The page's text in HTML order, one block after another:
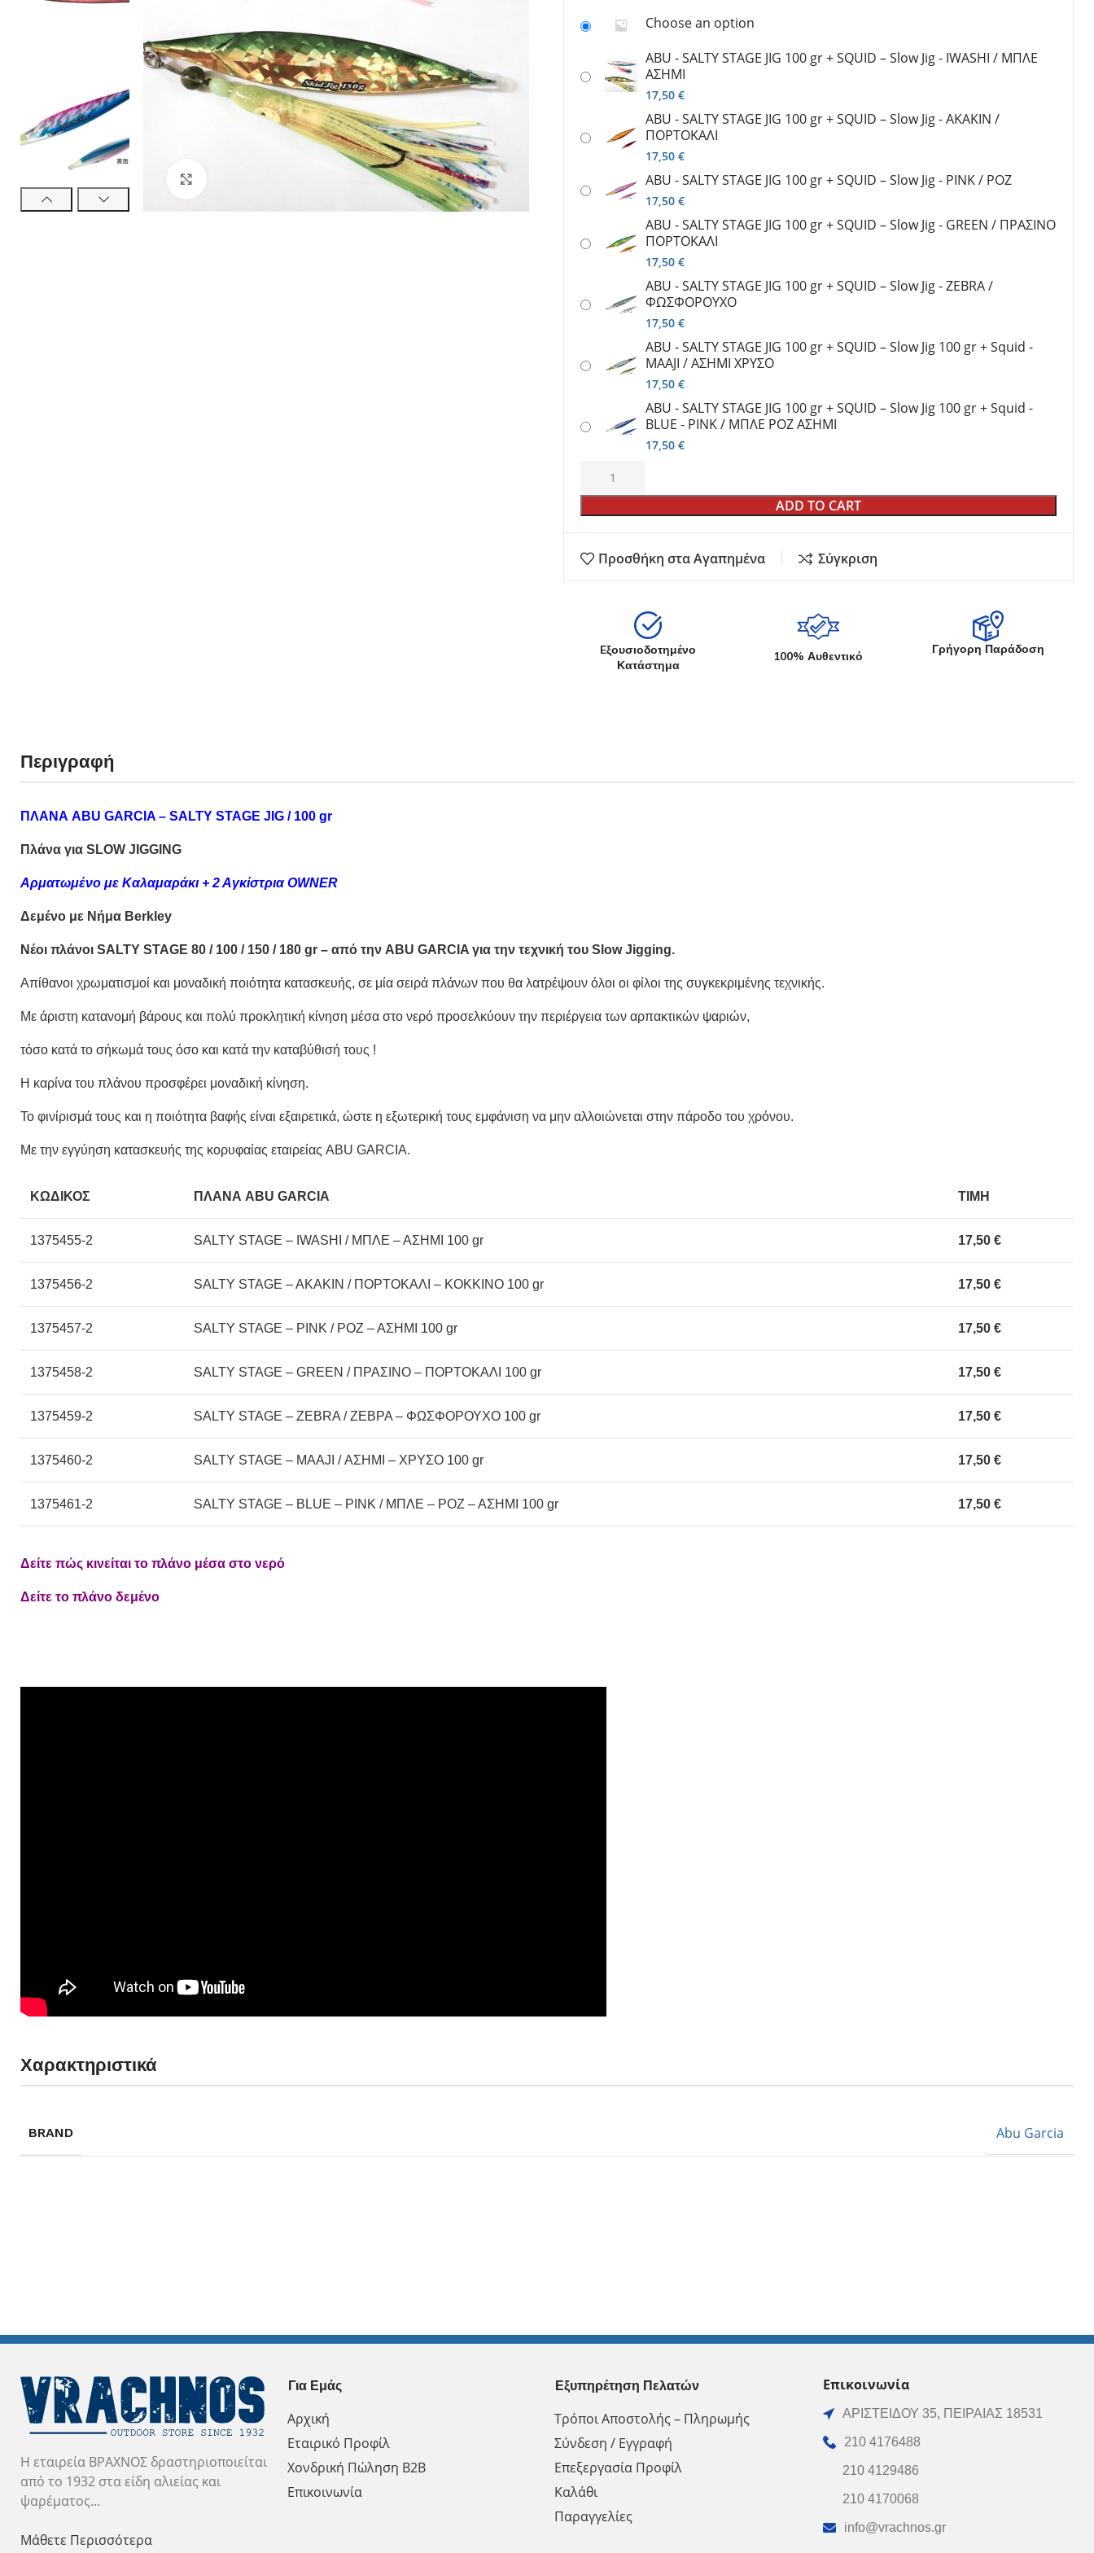
Ψαράκια Σιλικόνης - Ζόγκες
Πλάνα - Slow Jigging
Πλάνα Spin - Shore - Jig
Τεχνητά Tai Rubber
Καλαμαριέρες
Tai Rubber
Συρτή - Με Μολύβι Φύλακα
Ψάρεμα από σκάφος
Μηχανισμοί
Πετονιές / Αξεσουάρ
Ψάρεμα EGIING
Ψάρεμα Fly Fishing
Λιπαντικά (Γράσο - Λάδι)
Choose an option
ABU - SALTY STAGE JIG 100 gr + SQUID – Slow Jig - IWASHI / ΜΠΛΕ
ΑΣΗΜΙ
17,50 €
ABU - SALTY STAGE JIG 100 gr + SQUID – Slow Jig - AKAKIN /
ΠΟΡΤΟΚΑΛΙ
17,50 €
ABU - SALTY STAGE JIG 100 gr + SQUID – Slow Jig - PINK / ΡΟΖ
17,50 €
ABU - SALTY STAGE JIG 100 gr + SQUID – Slow Jig - GREEN / ΠΡΑΣΙΝΟ
ΠΟΡΤΟΚΑΛΙ
17,50 €
ABU - SALTY STAGE JIG 100 gr + SQUID – Slow Jig - ΖΕBRA /
ΦΩΣΦΟΡΟΥΧΟ
17,50 €
ABU - SALTY STAGE JIG 100 gr + SQUID – Slow Jig 100 gr + Squid -
MAAJI / ΑΣΗΜΙ ΧΡΥΣΟ
17,50 €
ABU - SALTY STAGE JIG 100 gr + SQUID – Slow Jig 100 gr + Squid -
BLUE - PINK / ΜΠΛΕ ΡΟΖ ΑΣΗΜΙ
17,50 €
ADD TO CART
Προσθήκη στα Αγαπημένα Σύγκριση
Eξουσιοδοτημένο
Κατάστημα
100% Αυθεντικό Γρήγορη Παράδοση
Περιγραφή
ΠΛΑΝΑ ABU GARCIA – SALTY STAGE JIG / 100 gr
Πλάνα για SLOW JIGGING
Αρματωμένο με Kαλαμαράκι + 2 Αγκίστρια OWNER
Δεμένο με Νήμα Berkley
Nέοι πλάνοι SALTY STAGE 80 / 100 / 150 / 180 gr – από την ABU GARCIA για την τεχνική του Slow Jigging.
Aπίθανοι χρωματισμοί και μοναδική ποιότητα κατασκευής, σε μία σειρά πλάνων που θα λατρέψουν όλοι οι φίλοι της συγκεκριμένης τεχνικής.
Με άριστη κατανομή βάρους και πολύ προκλητική κίνηση μέσα στο νερό προσελκύουν την περιέργεια των αρπακτικών ψαριών,
τόσο κατά το σήκωμά τους όσο και κατά την καταβύθισή τους !
Η καρίνα του πλάνου προσφέρει μοναδική κίνηση.
Το φινίρισμά τους και η ποιότητα βαφής είναι εξαιρετικά, ώστε η εξωτερική τους εμφάνιση να μην αλλοιώνεται στην πάροδο του χρόνου.
Με την εγγύηση κατασκευής της κορυφαίας εταιρείας ABU GARCIA.
ΚΩΔΙΚΟΣ ΠΛΑΝΑ ABU GARCIA ΤΙΜΗ
1375455-2 SALTY STAGE – IWASHI / MΠΛΕ – ΑΣΗΜΙ 100 gr 17,50 €
1375456-2 SALTY STAGE – AKAKIN / ΠΟΡΤΟΚΑΛΙ – ΚΟΚΚΙΝΟ 100 gr 17,50 €
1375457-2 SALTY STAGE – PINK / ΡΟΖ – ΑΣΗΜΙ 100 gr 17,50 €
1375458-2 SALTY STAGE – GREEN / ΠΡΑΣΙΝΟ – ΠΟΡΤΟΚΑΛΙ 100 gr 17,50 €
1375459-2 SALTY STAGE – ΖΕBRA / ΖΕΒΡΑ – ΦΩΣΦΟΡΟΥΧΟ 100 gr 17,50 €
1375460-2 SALTY STAGE – MAAJI / ΑΣΗΜΙ – ΧΡΥΣΟ 100 gr 17,50 €
1375461-2 SALTY STAGE – BLUE – PINK / ΜΠΛΕ – ΡΟΖ – ΑΣΗΜΙ 100 gr 17,50 €
Δείτε πώς κινείται το πλάνο μέσα στο νερό
Δείτε το πλάνο δεμένο
Χαρακτηριστικά
BRAND Abu Garcia
Η εταιρεία ΒΡΑΧΝΟΣ δραστηριοποιείται
από το 1932 στα είδη αλιείας και
ψαρέματος...
Μάθετε Περισσότερα
Για Εμάς
Αρχική
Εταιρικό Προφίλ
Χονδρική Πώληση Β2Β
Επικοινωνία
Εξυπηρέτηση Πελατών
Τρόποι Αποστολής – Πληρωμής
Σύνδεση / Εγγραφή
Επεξεργασία Προφίλ
Καλάθι
Παραγγελίες
Επικοινωνία
ΑΡΙΣΤΕΙΔΟΥ 35, ΠΕΙΡΑΙΑΣ 18531
210 4176488
210 4129486
210 4170068
info@vrachnos.gr